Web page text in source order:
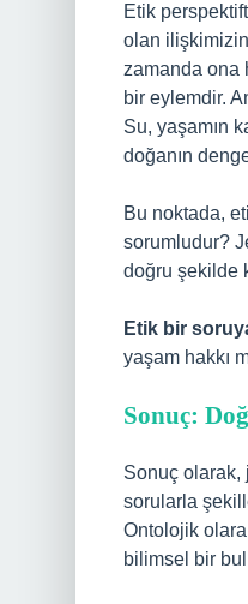
Etik
olan
zamanda ona
bir eylemdir.
Su, yaşamın
doğanın
Bu noktada,
sorumludur?
doğru şekilde
Etik bir
yaşam hakkı
Sonuç:
Sonuç olarak,
sorularla
Ontolojik
bilimsel bir